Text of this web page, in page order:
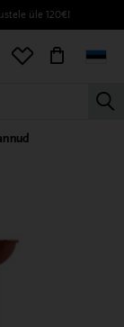
üle 120€!
KODU